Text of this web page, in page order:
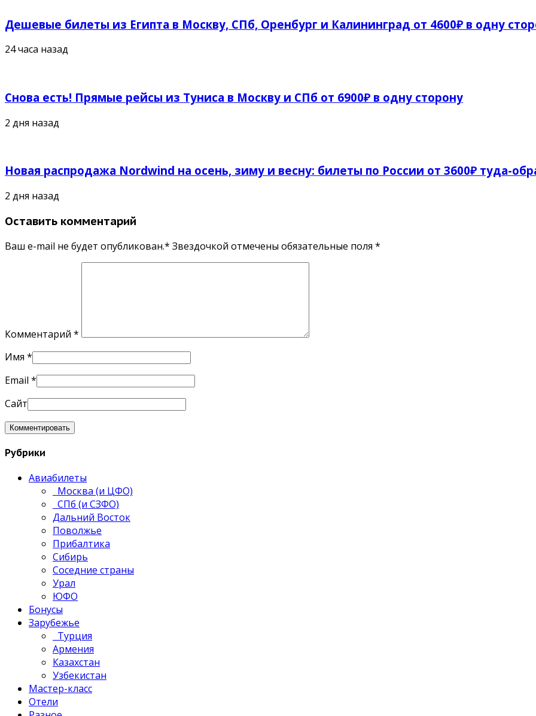
Дешевые билеты из Египта в Москву, СПб, Оренбург и Калининград от 4600₽ в одну
24 часа назад
Снова есть! Прямые рейсы из Туниса в Москву и СПб от 6900₽ в одну сторону
2 дня назад
Новая распродажа Nordwind на осень, зиму и весну: билеты по России от 3600₽ туда-
2 дня назад
Оставить комментарий
Ваш e-mail не будет опубликован.* Звездочкой отмечены обязательные поля *
Комментарий *
Имя *
Email *
Сайт
Рубрики
Авиабилеты
Москва (и ЦФО)
СПб (и СЗФО)
Дальний Восток
Поволжье
Прибалтика
Сибирь
Соседние страны
Урал
ЮФО
Бонусы
Зарубежье
Турция
Армения
Казахстан
Узбекистан
Мастер-класс
Отели